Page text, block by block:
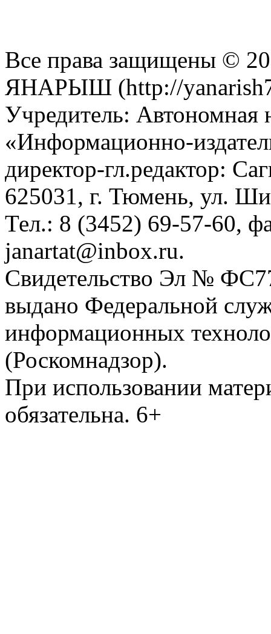
Все права защищены ©
ЯНАРЫШ (http://
Учредитель: Автономная
«Информационно-
директор-гл.редактор:
625031, г. Тюмень, ул.
Тел.: 8 (3452) 69-57-60,
janartat@inbox.ru.
Свидетельство Эл №
выдано Федеральной
информационных
(Роскомнадзор).
При использовании
обязательна. 6+